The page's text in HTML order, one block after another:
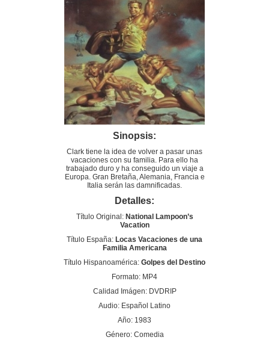
Sinopsis:
Clark tiene la idea de volver a pasar unas
vacaciones con su familia. Para ello ha
trabajado duro y ha conseguido un viaje a
Europa. Gran Bretaña, Alemania, Francia e
Italia serán las damnificadas.
Detalles:
Título Original: National Lampoon’s
Vacation
Título España: Locas Vacaciones de una
Familia Americana
Título Hispanoamérica: Golpes del Destino
Formato: MP4
Calidad Imágen: DVDRIP
Audio: Español Latino
Año: 1983
Género: Comedia